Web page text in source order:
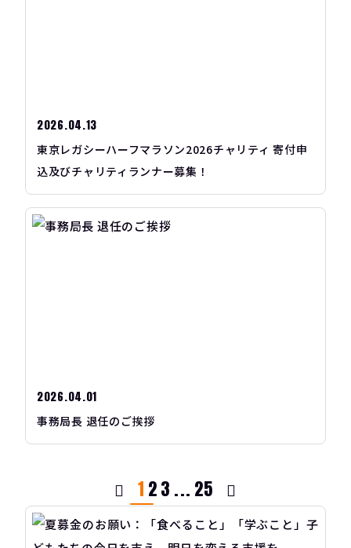
2026.04.13
東京レガシーハーフマラソン2026チャリティ 寄付申
込及びチャリティランナー募集！
2026.04.01
事務局長 退任のご挨拶
1 23 ... 25